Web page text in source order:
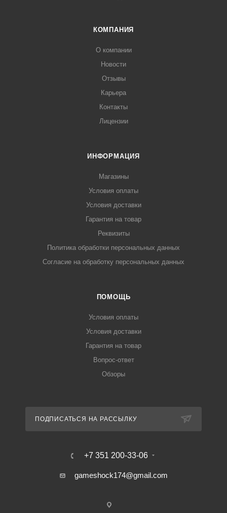
КОМПАНИЯ
О компании
Новости
Отзывы
Карьера
Контакты
Лицензии
ИНФОРМАЦИЯ
Магазины
Условия оплаты
Условия доставки
Гарантия на товар
Реквизиты
Политика обработки персональных данных
Согласие на обработку персональных данных
ПОМОЩЬ
Условия оплаты
Условия доставки
Гарантия на товар
Вопрос-ответ
Обзоры
ПОДПИСАТЬСЯ НА РАССЫЛКУ
+7 351 200-33-06
gameshock174@gmail.com